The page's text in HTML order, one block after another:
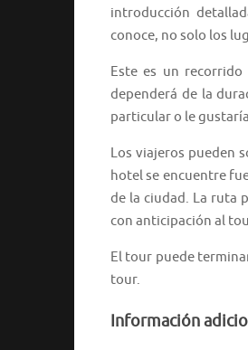
introducción
conoce, no solo los
Este es un
dependerá de la
particular o le
Los viajeros pueden
hotel se encuentre
de la ciudad. La ruta
con anticipación al
El tour puede
tour.
Información